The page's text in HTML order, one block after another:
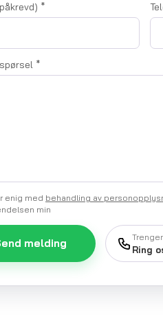
*
*
enig med behandling av
min
melding Ring